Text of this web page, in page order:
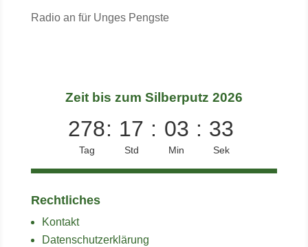
Radio an für Unges Pengste
Zeit bis zum Silberputz 2026
278
Tag
: 17
Std
: 03
Min
: 33
Sek
Rechtliches
Kontakt
Datenschutzerklärung